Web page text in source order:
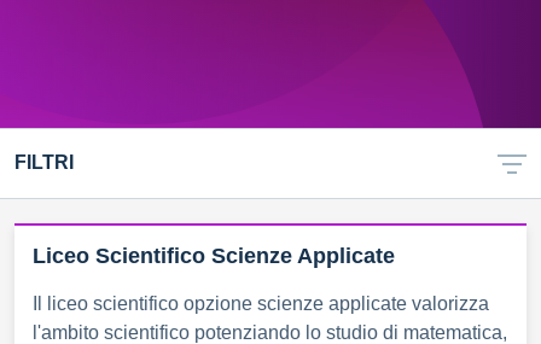
FILTRI
Liceo Scientifico Scienze Applicate
Il liceo scientifico opzione scienze applicate valorizza
l'ambito scientifico potenziando lo studio di matematica,